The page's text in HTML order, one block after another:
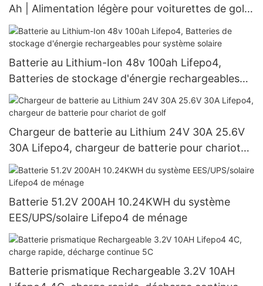
Ah | Alimentation légère pour voiturettes de golf,
bateaux et véhicules utilitaires
Batterie au Lithium-Ion 48v 100ah Lifepo4,
Batteries de stockage d'énergie rechargeables
pour système solaire
Chargeur de batterie au Lithium 24V 30A 25.6V
30A Lifepo4, chargeur de batterie pour chariot
de golf
Batterie 51.2V 200AH 10.24KWH du système
EES/UPS/solaire Lifepo4 de ménage
Batterie prismatique Rechargeable 3.2V 10AH